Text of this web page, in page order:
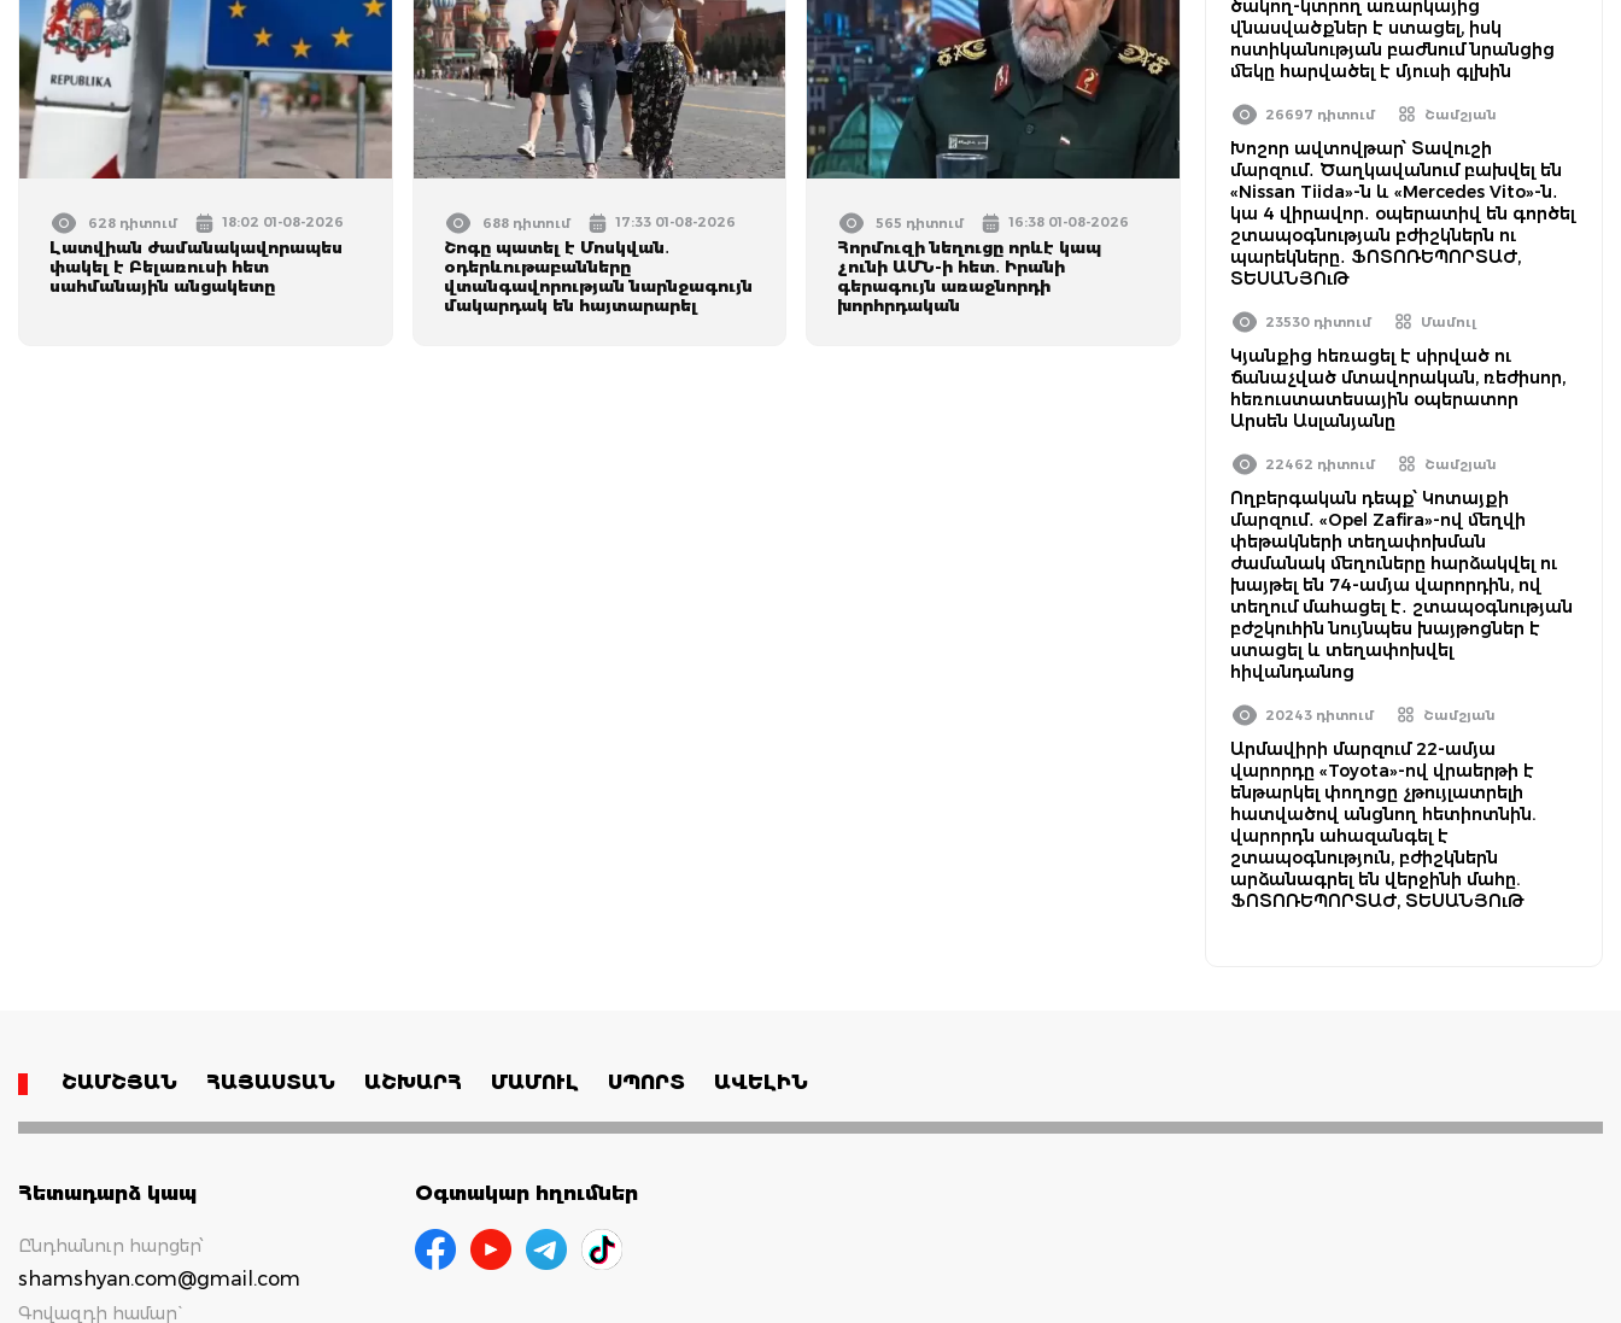
628 դիտում 18:02 01-08-2026
Լատվիան ժամանակավորապես
փակել է Բելառուսի հետ
սահմանային անցակետը
688 դիտում 17:33 01-08-2026
Շոգը պատել է Մոսկվան․
օդերևութաբանները
վտանգավորության նարնջագույն
մակարդակ են հայտարարել
565 դիտում 16:38 01-08-2026
Հորմուզի նեղուցը որևէ կապ
չունի ԱՄՆ-ի հետ․ Իրանի
գերագույն առաջնորդի
խորհրդական
ծակող-կտրող առարկայից
վնասվածքներ է ստացել, իսկ
ոստիկանության բաժնում նրանցից
մեկը հարվածել է մյուսի գլխին
26697 դիտում Շամշյան
Խոշոր ավտովթար՝ Տավուշի
մարզում․ Ծաղկավանում բախվել են
«Nissan Tiida»-ն և «Mercedes Vito»-ն․
կա 4 վիրավոր․ օպերատիվ են գործել
շտապօգնության բժիշկներն ու
պարեկները․ ՖՈՏՈՌԵՊՈՐՏԱԺ,
ՏԵՍԱՆՅՈւԹ
23530 դիտում Մամուլ
Կյանքից հեռացել է սիրված ու
ճանաչված մտավորական, ռեժիսոր,
հեռուստատեսային օպերատոր
Արսեն Ասլանյանը
22462 դիտում Շամշյան
Ողբերգական դեպք՝ Կոտայքի
մարզում․ «Opel Zafira»-ով մեղվի
փեթակների տեղափոխման
ժամանակ մեղուները հարձակվել ու
խայթել են 74-ամյա վարորդին, ով
տեղում մահացել է․ շտապօգնության
բժշկուհին նույնպես խայթոցներ է
ստացել և տեղափոխվել
հիվանդանոց
20243 դիտում Շամշյան
Արմավիրի մարզում 22-ամյա
վարորդը «Toyota»-ով վրաերթի է
ենթարկել փողոցը չթույլատրելի
հատվածով անցնող հետիոտնին.
վարորդն ահազանգել է
շտապօգնություն, բժիշկներն
արձանագրել են վերջինի մահը.
ՖՈՏՈՌԵՊՈՐՏԱԺ, ՏԵՍԱՆՅՈւԹ
ՇԱՄՇՅԱՆ ՀԱՅԱՍՏԱՆ ԱՇԽԱՐՀ ՄԱՄՈՒԼ ՍՊՈՐՏ ԱՎԵԼԻՆ
Հետադարձ կապ
Ընդհանուր հարցեր՝
shamshyan.com@gmail.com
Գովազդի համար`
Օգտակար հղումներ